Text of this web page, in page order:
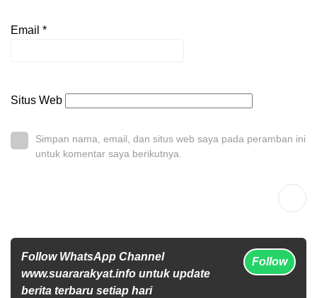
Email *
Situs Web
Simpan nama, email, dan situs web saya pada peramban ini
untuk komentar saya berikutnya.
Follow WhatsApp Channel
www.suararakyat.info untuk update
berita terbaru setiap hari
Follow